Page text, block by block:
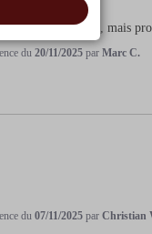
de poses fenêtres, mais
du20/11/2025 parMarc C.
du07/11/2025 parChristian